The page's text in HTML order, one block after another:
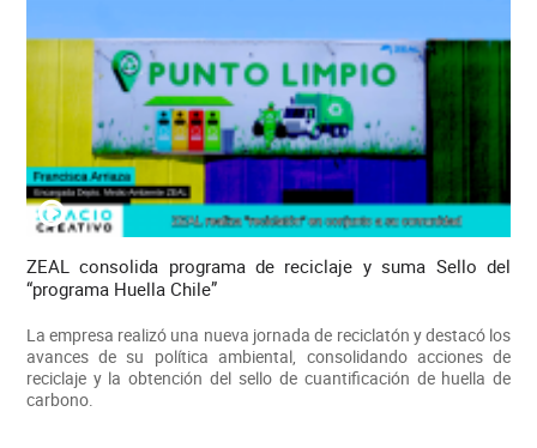
ZEAL consolida programa de reciclaje y suma Sello del
“programa Huella Chile”
La empresa realizó una nueva jornada de reciclatón y destacó los
avances de su política ambiental, consolidando acciones de
reciclaje y la obtención del sello de cuantificación de huella de
carbono.